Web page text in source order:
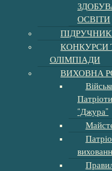
10 грудня 2025 року
керівник Жоффчак
антикорупційної
для учнів 5-9 класів.
ОСВІТИ
КОНКУРСИ
ОЛІМПІАДИ
ВИХОВНА
“Джура”